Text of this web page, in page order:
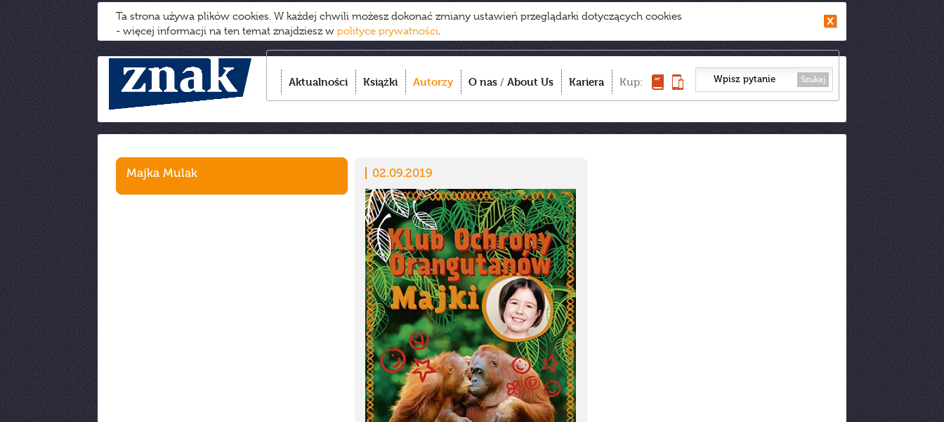
Ta strona używa plików cookies. W każdej chwili możesz dokonać zmiany ustawień przeglądarki dotyczących cookies
- więcej informacji na ten temat znajdziesz w polityce prywatności.
Aktualności Książki Autorzy O nas / About Us Kariera Kup: Szukaj
Majka Mulak 02.09.2019